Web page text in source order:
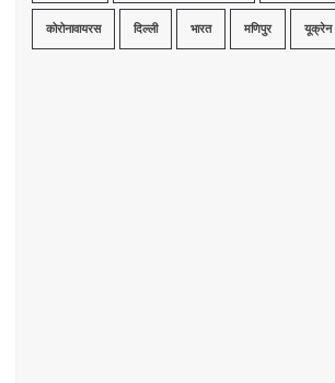
कोरोनावायरस दिल्ली भारत मणिपुर यूक्रेन